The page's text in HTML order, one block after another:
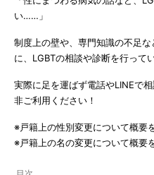
い……」
制度上の壁や、専門知識の不足
に、LGBTの相談や診断を行って
実際に足を運ばず電話やLINEで
非ご利用ください！
※戸籍上の性別変更について概要
※戸籍上の名の変更について概要